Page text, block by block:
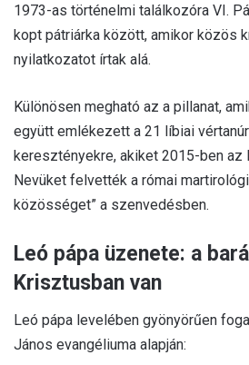
1973-as történelmi találkozóra VI.
kopt pátriárka között, amikor közös
nyilatkozatot írtak alá.
Különösen megható az a pillanat,
együtt emlékezett a 21 líbiai
keresztényekre, akiket 2015-ben az
Nevüket felvették a római
közösséget” a szenvedésben.
Leó pápa üzenete: a
Krisztusban van
Leó pápa levelében gyönyörűen
János evangéliuma alapján: